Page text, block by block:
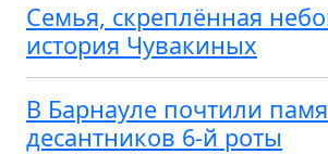
Семья, скреплённая
история Чувакиных
В Барнауле почтили
десантников 6-й роты